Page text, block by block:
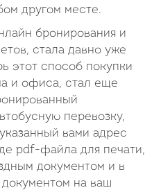
другом месте.
бронирования и
стала давно уже
этот способ покупки
и офиса, стал еще
перевозку,
вами адрес
pdf-файла для печати,
документом и в
на ваш